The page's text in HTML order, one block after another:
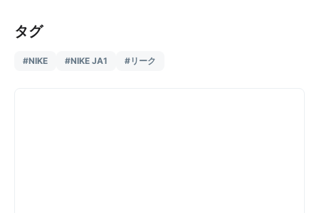
タグ
#NIKE #NIKE JA1 #リーク